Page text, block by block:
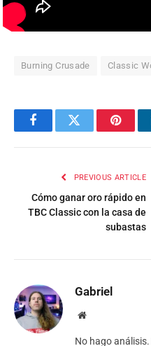
Burning Crusade Classic
FacebookTwitter
PREVIOUS ARTICLE
Cómo ganar oro rápido en
TBC Classic con la casa de
subastas
Gabriel
Website
No hago